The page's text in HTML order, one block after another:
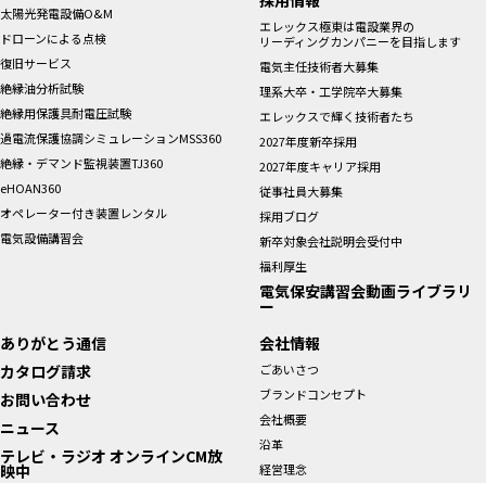
太陽光発電設備O&M
ドローンによる点検
復旧サービス
絶縁油分析試験
絶縁用保護具耐電圧試験
過電流保護協調シミュレーションMSS360
絶縁・デマンド監視装置TJ360
eHOAN360
オペレーター付き装置レンタル
電気設備講習会
エレックス極東は電設業界の
リーディングカンパニーを目指します
電気主任技術者大募集
理系大卒・工学院卒大募集
エレックスで輝く技術者たち
2027年度新卒採用
2027年度キャリア採用
従事社員大募集
採用ブログ
新卒対象会社説明会受付中
福利厚生
電気保安講習会動画ライブラリ
ー
ありがとう通信
カタログ請求
お問い合わせ
ニュース
テレビ・ラジオ オンラインCM放
映中
会社情報
ごあいさつ
ブランドコンセプト
会社概要
沿革
経営理念